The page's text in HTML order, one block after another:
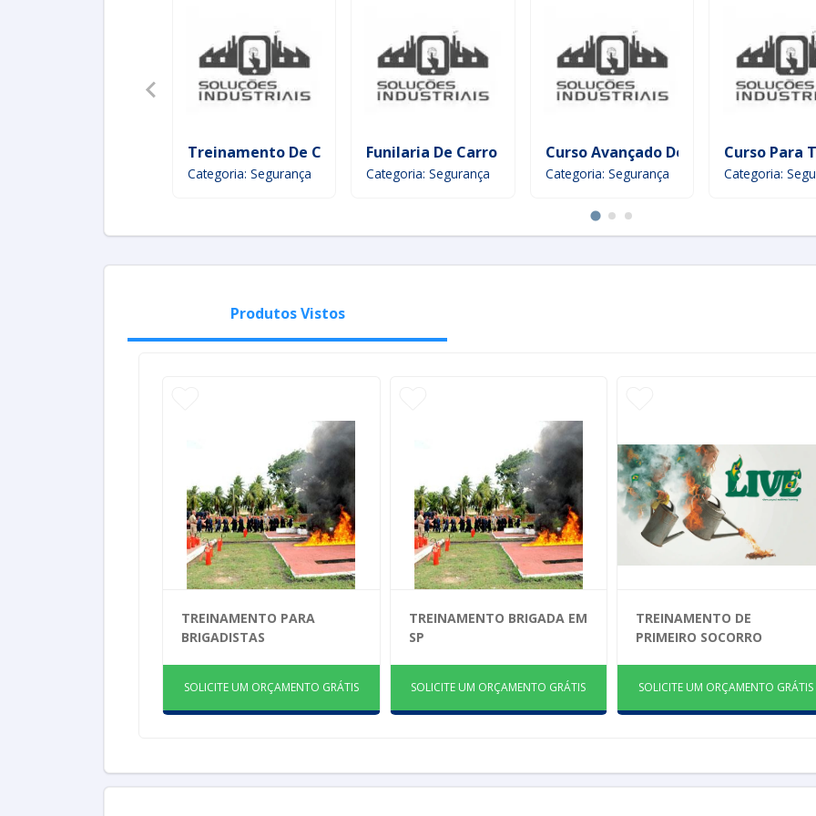
Treinamento De Combate A Incêndio
Categoria: Segurança
Funilaria De Carro Blindado
Categoria: Segurança
Curso Avançado De Combate A
Categoria: Segurança
Curso Para
Categoria:
Produtos Vistos
TREINAMENTO PARA
BRIGADISTAS
SOLICITE UM ORÇAMENTO GRÁTIS
TREINAMENTO BRIGADA EM
SP
SOLICITE UM ORÇAMENTO GRÁTIS
TREINAMENTO DE
PRIMEIRO SOCORRO
SOLICITE UM ORÇAMENTO GRÁTIS